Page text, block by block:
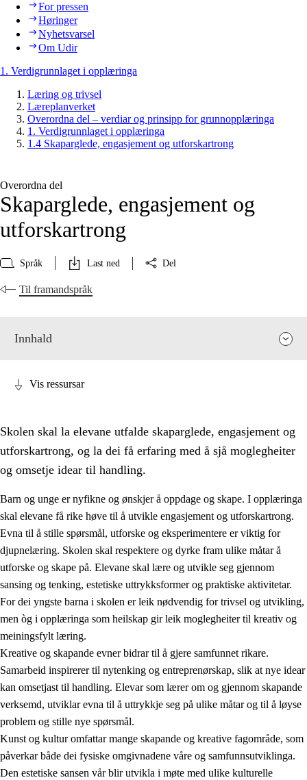
For pressen
Høringer
Nyhetsvarsel
Om Udir
1. Verdigrunnlaget i opplæringa
Læring og trivsel
Læreplanverket
Overordna del – verdiar og prinsipp for grunnopplæringa
1. Verdigrunnlaget i opplæringa
1.4 Skaparglede, engasjement og utforskartrong
Overordna del
Skaparglede, engasjement og
utforskartrong
Språk Last ned Del
Til framandspråk
Innhald
1. Verdigrunnlaget i opplæringa
1.1 Menneskeverdet
Identitet og kulturelt mangfald
1.3 Kritisk tenking og etisk bevisstheit
1.4 Skaparglede, engasjement og utforskartrong
1.5 Respekt for naturen og miljøbevisstheit
1.6 Demokrati og medverknad
Vis ressursar
Skolen skal la elevane utfalde skaparglede, engasjement og
utforskartrong, og la dei få erfaring med å sjå moglegheiter
og omsetje idear til handling.
Barn og unge er nyfikne og ønskjer å oppdage og skape. I opplæringa
skal elevane få rike høve til å utvikle engasjement og utforskartrong.
Evna til å stille spørsmål, utforske og eksperimentere er viktig for
djupnelæring. Skolen skal respektere og dyrke fram ulike måtar å
utforske og skape på. Elevane skal lære og utvikle seg gjennom
sansing og tenking, estetiske uttrykksformer og praktiske aktivitetar.
For dei yngste barna i skolen er leik nødvendig for trivsel og utvikling,
men òg i opplæringa som heilskap gir leik moglegheiter til kreativ og
meiningsfylt læring.
Kreative og skapande evner bidrar til å gjere samfunnet rikare.
Samarbeid inspirerer til nytenking og entreprenørskap, slik at nye idear
kan omsetjast til handling. Elevar som lærer om og gjennom skapande
verksemd, utviklar evna til å uttrykkje seg på ulike måtar og til å løyse
problem og stille nye spørsmål.
Kunst og kultur omfattar mange skapande og kreative fagområde, som
påverkar både dei fysiske omgivnadene våre og samfunnsutviklinga.
Den estetiske sansen vår blir utvikla i møte med ulike kulturelle